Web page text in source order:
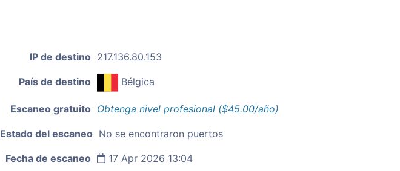
IP de destino 217.136.80.153
País de destino Bélgica
Escaneo gratuito Obtenga nivel profesional ($45.00/año)
Estado del escaneo No se encontraron puertos
Fecha de escaneo 17 Apr 2026 13:04